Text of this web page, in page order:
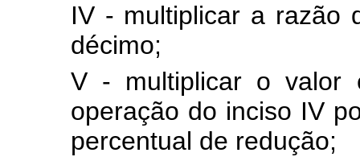
IV - multiplicar a razão
décimo;
V - multiplicar o valor
operação do inciso IV
percentual de redução;